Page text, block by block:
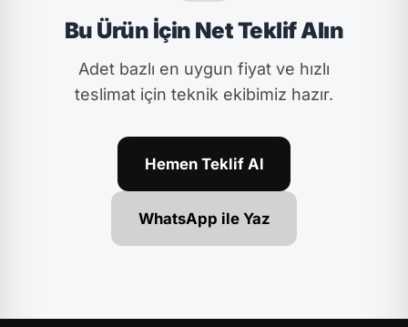
Bu Ürün İçin Net Teklif Alın
Adet bazlı en uygun fiyat ve hızlı
teslimat için teknik ekibimiz hazır.
Hemen Teklif Al
WhatsApp ile Yaz